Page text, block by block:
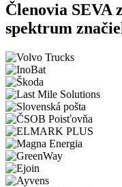
Členovia SEVA
spektrum